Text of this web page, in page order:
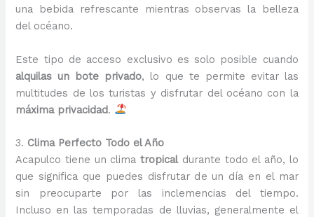
una bebida refrescante mientras observas la belleza
del océano.
Este tipo de acceso exclusivo es solo posible cuando
alquilas un bote privado, lo que te permite evitar las
multitudes de los turistas y disfrutar del océano con la
máxima privacidad.
3. Clima Perfecto Todo el Año
Acapulco tiene un climatropicaldurante todo el año, lo
que significa que puedes disfrutar de un día en el mar
sin preocuparte por las inclemencias del tiempo.
Incluso en las temporadas de lluvias, generalmente el